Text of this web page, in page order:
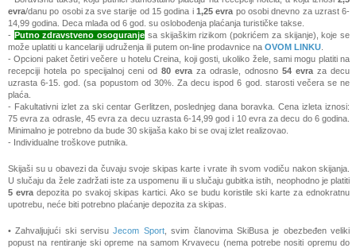
evra/danu po osobi za sve starije od 15 godina i 1,25 evra po osobi dnevno za uzrast 6-
14,99 godina. Deca mlađa od 6 god. su oslobođenja plaćanja turističke takse.
- Putno zdravstveno osoguranje sa skijaškim rizikom (pokrićem za skijanje), koje se
može uplatiti u kancelariji udruženja ili putem on-line prodavnice na OVOM LINKU
- Opcioni paket četiri večere u hotelu Creina, koji gosti, ukoliko žele, sami mogu platiti na
recepciji hotela po specijalnoj ceni od 80 evra za odrasle, odnosno54 evra za decu
uzrasta 6-15. god. (sa popustom od 30%. Za decu ispod 6 god. starosti večera se ne
plaća.
- Fakultativni izlet za ski centar Gerlitzen, poslednjeg dana boravka. Cena izleta iznosi:
75 evra za odrasle, 45 evra za decu uzrasta 6-14,99 god i 10 evra za decu do 6 godina.
Minimalno je potrebno da bude 30 skijaša kako bi se ovaj izlet realizovao.
- Individualne troškove putnika.
Skijaši su u obavezi da čuvaju svoje skipas karte i vrate ih svom vodiču nakon skijanja.
U slučaju da žele zadržati iste za uspomenu ili u slučaju gubitka istih, neophodno je platiti
5 evra depozita po svakoj skipas kartici. Ako se budu koristile ski karte za ednokratnu
upotrebu, neće biti potrebno plaćanje depozita za skipas.
• Zahvaljujući ski servisuJecom Sport, svim članovima SkiBusa je obezbeđen veliki
popust na rentiranje ski opreme na samom Krvavecu (nema potrebe nositi opremu do